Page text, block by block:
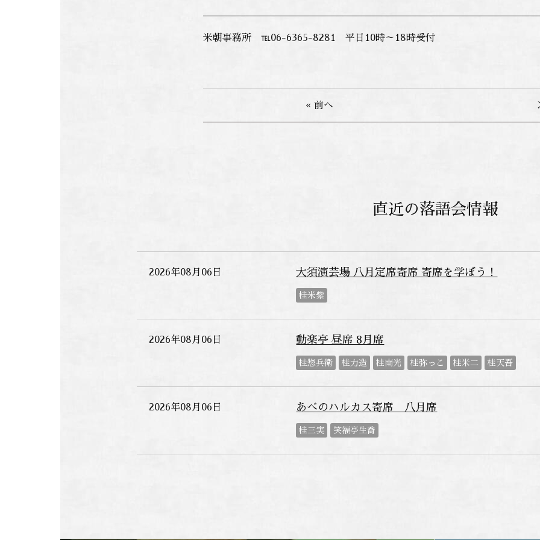
米朝事務所 ℡06-6365-8281 平日10時～18時受付
« 前へ
直近の落語会情報
2026年08月06日 大須演芸場 八月定席寄席 寄席を学ぼう！
桂米紫
2026年08月06日 動楽亭 昼席 8月席
桂惣兵衛 桂力造 桂南光 桂弥っこ 桂米二 桂天吾
2026年08月06日 あべのハルカス寄席 八月席
桂三実 笑福亭生喬